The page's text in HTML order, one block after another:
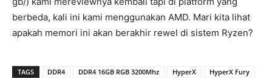
berbeda, kali ini kami menggunakan AMD. Mari kita lihat
apakah memori ini akan berakhir rewel di sistem Ryzen?
TAGS DDR4 DDR4 16GB RGB 3200Mhz HyperX
HyperX Fury